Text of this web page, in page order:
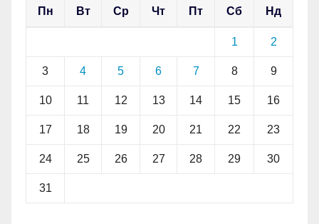
Пн Вт Ср Чт Пт Сб Нд
1 2
3 4 5 6 7 8 9
10 11 12 13 14 15 16
17 18 19 20 21 22 23
24 25 26 27 28 29 30
31